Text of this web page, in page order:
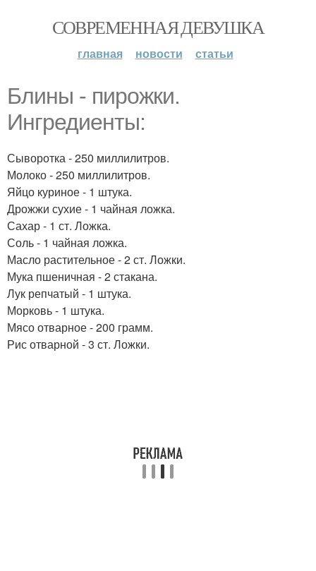
СОВРЕМЕННАЯ ДЕВУШКА
главная новости статьи
Блины - пирожки.
Ингредиенты:
Сыворотка - 250 миллилитров.
Молоко - 250 миллилитров.
Яйцо куриное - 1 штука.
Дрожжи сухие - 1 чайная ложка.
Сахар - 1 ст. Ложка.
Соль - 1 чайная ложка.
Масло растительное - 2 ст. Ложки.
Мука пшеничная - 2 стакана.
Лук репчатый - 1 штука.
Морковь - 1 штука.
Мясо отварное - 200 грамм.
Рис отварной - 3 ст. Ложки.